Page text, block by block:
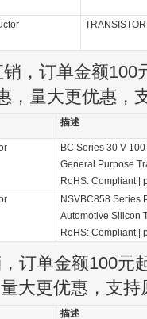
，订单金额100
，量大更优惠，
描述
BC Series 30 V
General Purpose
RoHS: Compliant
NSVBC858 Series
Automotive Silicon
RoHS: Compliant
订单金额100元
大更优惠，支持
描述